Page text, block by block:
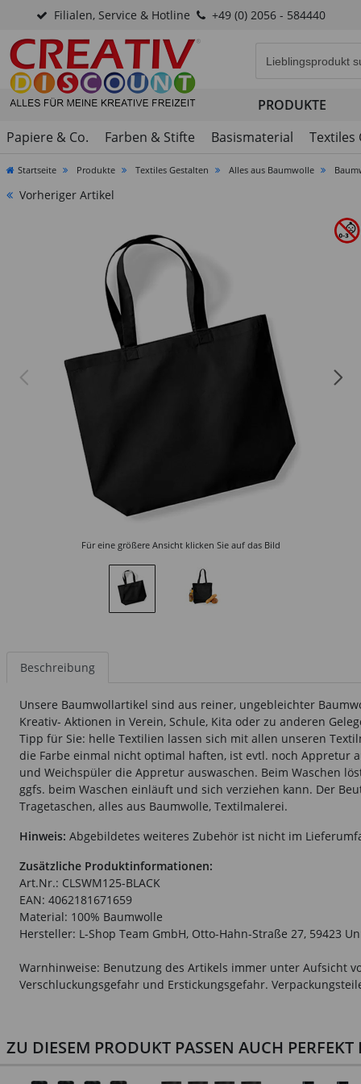
Filialen, Service & Hotline +49 (0) 2056 - 584440
PRODUKTE
Papiere & Co.
Farben & Stifte Basismaterial Textiles
Startseite Produkte Textiles Gestalten Alles aus Baumwolle
Vorheriger Artikel
Für eine größere Ansicht klicken Sie auf das Bild
Beschreibung
Unsere Baumwollartikel sind aus reiner, ungebleichter
Kreativ- Aktionen in Verein, Schule, Kita oder zu anderen
Tipp für Sie: helle Textilien lassen sich mit allen unseren
die Farbe einmal nicht optimal haften, ist evtl. noch Appretur
und Weichspüler die Appretur auswaschen. Beim Waschen
ggfs. beim Waschen einläuft und sich verziehen kann. Der
Tragetaschen, alles aus Baumwolle, Textilmalerei.
Hinweis: Abgebildetes weiteres Zubehör ist nicht im
Zusätzliche Produktinformationen:
Art.Nr.: CLSWM125-BLACK
EAN: 4062181671659
Material: 100% Baumwolle
Hersteller: L-Shop Team GmbH, Otto-Hahn-Straße 27, 59423
Warnhinweise: Benutzung des Artikels immer unter Aufsicht
Verschluckungsgefahr und Erstickungsgefahr.
ZU DIESEM PRODUKT PASSEN AUCH PERFEKT